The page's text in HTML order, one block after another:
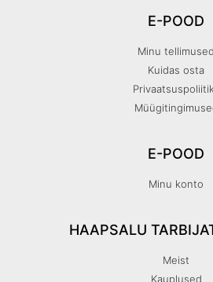
E-POOD
Minu tellimused
Kuidas osta
E-POOD
Minu konto
HAAPSALU
Meist
Kauplused